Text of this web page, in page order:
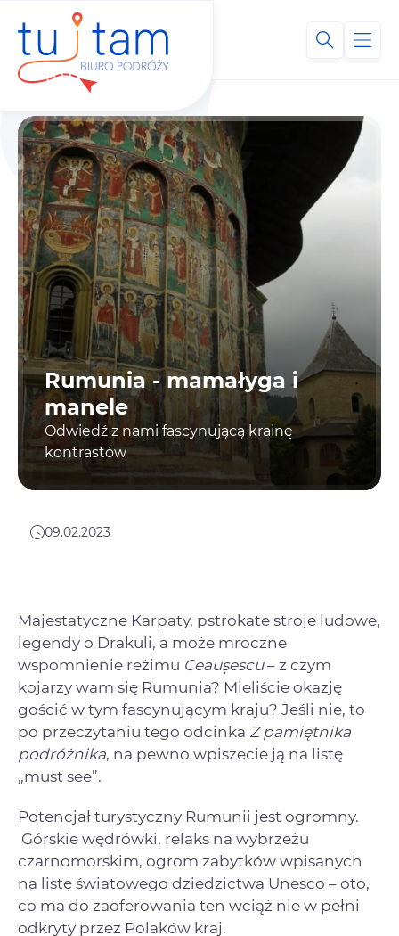
Rumunia - mamałyga i
manele
Odwiedź z nami fascynującą krainę
kontrastów
09.02.2023
Majestatyczne Karpaty, pstrokate stroje ludowe,
legendy o Drakuli, a może mroczne
wspomnienie reżimu Ceaușescu– z czym
kojarzy wam się Rumunia? Mieliście okazję
gościć w tym fascynującym kraju? Jeśli nie, to
po przeczytaniu tego odcinka Z pamiętnika
podróżnika, na pewno wpiszecie ją na listę
„must see”.
Potencjał turystyczny Rumunii jest ogromny.
Górskie wędrówki, relaks na wybrzeżu
czarnomorskim, ogrom zabytków wpisanych
na listę światowego dziedzictwa Unesco – oto,
co ma do zaoferowania ten wciąż nie w pełni
odkryty przez Polaków kraj.